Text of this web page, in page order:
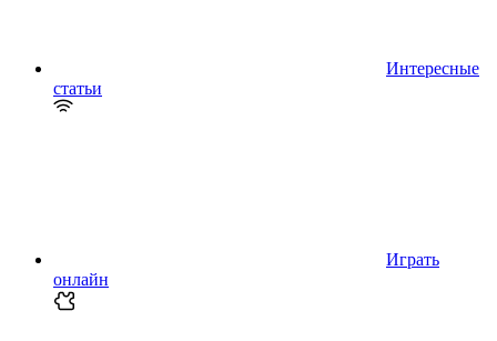
Интересные
статьи
Играть
онлайн